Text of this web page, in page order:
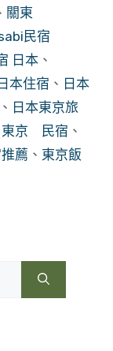
關東
民宿
日本 、
本住宿 、 日本
、 日本東京旅
東京 民宿 、
薦 、 東京飯